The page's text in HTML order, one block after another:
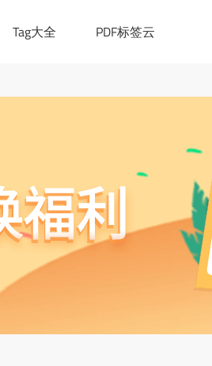
converter/"; }
Tag大全 PDF标签云